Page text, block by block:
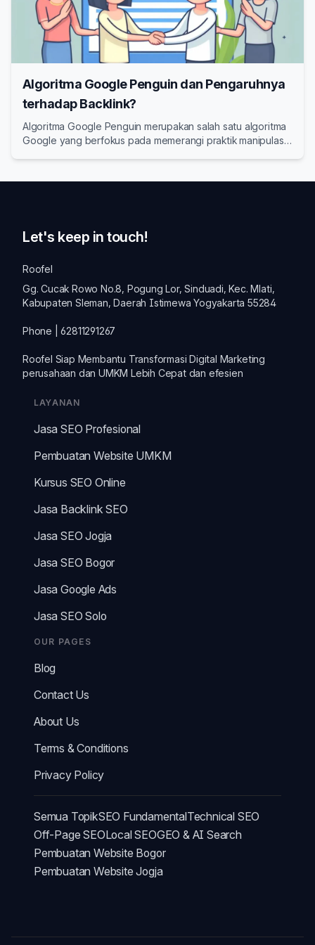
Algoritma Google Penguin dan Pengaruhnya
terhadap Backlink?
Algoritma Google Penguin merupakan salah satu algoritma
Google yang berfokus pada memerangi praktik manipulasi
Let's keep in touch!
Roofel
Gg. Cucak Rowo No.8, Pogung Lor, Sinduadi, Kec. Mlati,
Kabupaten Sleman, Daerah Istimewa Yogyakarta 55284
Phone | 62811291267
Roofel Siap Membantu TransformasiDigital Marketing
perusahaan danUMKM Lebih Cepat dan efesien
LAYANAN
Jasa SEO Profesional
Pembuatan Website UMKM
Kursus SEO Online
Jasa Backlink SEO
Jasa SEO Jogja
Jasa SEO Bogor
Jasa Google Ads
Jasa SEO Solo
OUR PAGES
Blog
Contact Us
About Us
Terms & Conditions
Privacy Policy
Semua TopikSEO FundamentalTechnical SEO
Off-Page SEOLocal SEOGEO & AI Search
Pembuatan Website Bogor
Pembuatan Website Jogja